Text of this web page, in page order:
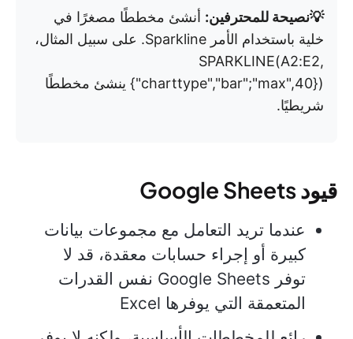
💡نصيحة للمحترفين: أنشئ مخططًا مصغرًا في
خلية باستخدام الأمر Sparkline. على سبيل المثال،
SPARKLINE(A2:E2,
{"charttype","bar";"max",40}) ينشئ مخططًا
شريطيًا.
قيود Google Sheets
عندما تريد التعامل مع مجموعات بيانات
كبيرة أو إجراء حسابات معقدة، قد لا
توفر Google Sheets نفس القدرات
المتعمقة التي يوفرها Excel